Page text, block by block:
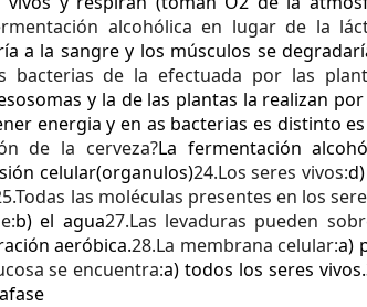
alcohólica en lugar de la
a la sangre y los músculos se
bacterias de la efectuada por las
y la de las plantas la realizan
energia y en as bacterias es distinto es
de la cerveza?La fermentación
celular(organulos)24.Los seres vivos:
las moléculas presentes en los
b) el agua27.Las levaduras pueden
aeróbica.28.La membrana celular:a)
se encuentra:a) todos los seres vivos.